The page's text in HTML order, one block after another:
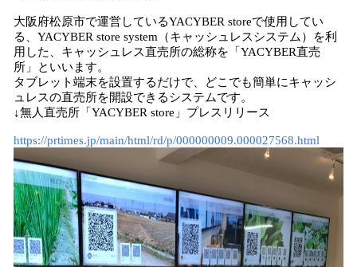
大阪府松原市で運営しているYACYBER storeで使用してい
る、YACYBER store system（キャッシュレスシステム）を利
用した、キャッシュレス直売所の総称を「YACYBER直売
所」といいます。
タブレット端末を設置するだけで、どこでも簡単にキャッシ
ュレスの直売所を開設できるシステムです。
↓無人直売所「YACYBER store」プレスリリース
https://prtimes.jp/main/html/rd/p/000000009.000027568.html